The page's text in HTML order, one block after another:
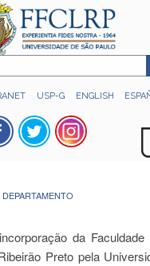
USP-G ENGLISH
da Faculdade
Preto pela